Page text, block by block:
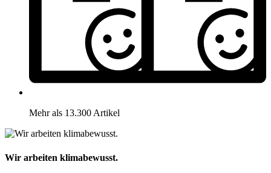
Mehr als 13.300 Artikel
Wir arbeiten klimabewusst.